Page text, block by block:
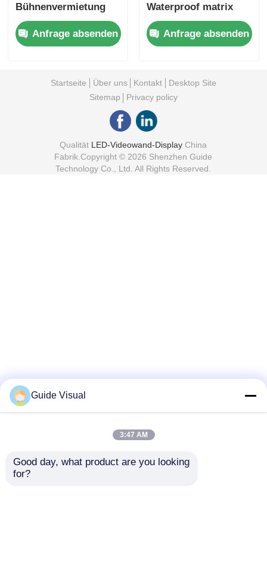
Bühnenvermietung
und
Rundgangsvorstellungen
Anfrage absenden
Waterproof matrix
Media Rental Pantalla
Screen Display Panel
Led Video Wall
Anfrage absenden
Startseite Über uns Kontakt
Desktop Site
Sitemap
Privacy policy
Qualität LED-Videowand-Display China
Fabrik.Copyright © 2026 Shenzhen Guide
Technology Co., Ltd. All Rights Reserved.
Guide Visual
3:47 AM
Good day, what product are you looking
for?